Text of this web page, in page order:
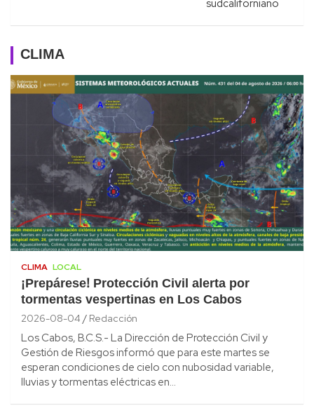
sudcaliforniano
CLIMA
CLIMA LOCAL
¡Prepárese! Protección Civil alerta por
tormentas vespertinas en Los Cabos
2026-08-04 Redacción
Los Cabos, B.C.S.- La Dirección de Protección Civil y
Gestión de Riesgos informó que para este martes se
esperan condiciones de cielo con nubosidad variable,
lluvias y tormentas eléctricas en…